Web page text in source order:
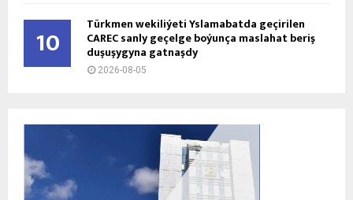
10 Türkmen wekiliýeti Yslamabatda geçirilen
CAREC sanly geçelge boýunça maslahat beriş
duşuşygyna gatnaşdy
2026-08-05